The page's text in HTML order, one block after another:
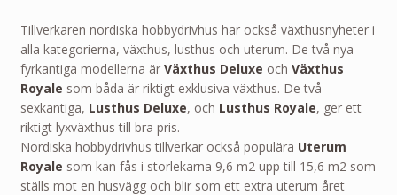
Tillverkaren nordiska hobbydrivhus har också växthusnyheter i
alla kategorierna, växthus, lusthus och uterum. De två nya
fyrkantiga modellerna är Växthus Deluxe och Växthus
Royale som båda är riktigt exklusiva växthus. De två
sexkantiga, Lusthus Deluxe, och Lusthus Royale, ger ett
riktigt lyxväxthus till bra pris.
Nordiska hobbydrivhus tillverkar också populära Uterum
Royale som kan fås i storlekarna 9,6 m2 upp till 15,6 m2 som
ställs mot en husvägg och blir som ett extra uterum året